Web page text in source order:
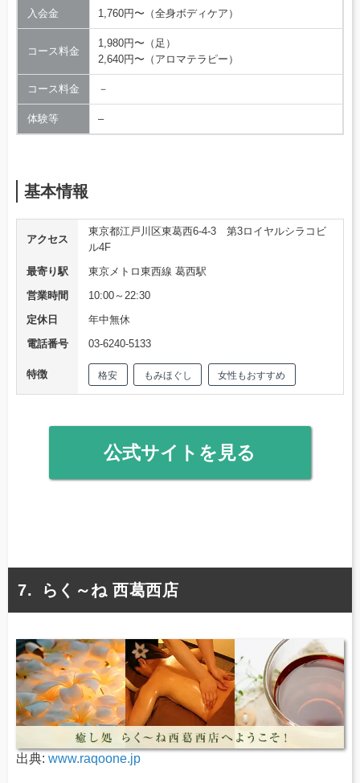
入会金 1,760円〜（全身ボディケア）
コース料金
1,980円〜（足）
2,640円〜（アロマテラピー）
コース料金 －
体験等 –
基本情報
アクセス
東京都江戸川区東葛西6-4-3 第3ロイヤルシラコビ
ル4F
最寄り駅
東京メトロ東西線 葛西駅
営業時間
10:00～22:30
定休日
年中無休
電話番号
03-6240-5133
特徴 格安 もみほぐし 女性もおすすめ
公式サイトを見る
らく～ね 西葛西店
出典: www.raqoone.jp